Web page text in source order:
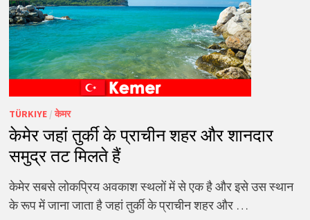
TÜRKIYE/केमर
केमेर जहां तुर्की के प्राचीन शहर और शानदार
समुद्र तट मिलते हैं
केमेर सबसे लोकप्रिय अवकाश स्थलों में से एक है और इसे उस स्थान
के रूप में जाना जाता है जहां तुर्की के प्राचीन शहर और …